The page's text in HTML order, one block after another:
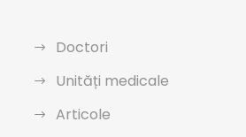
Doctori
Unități medicale
Articole